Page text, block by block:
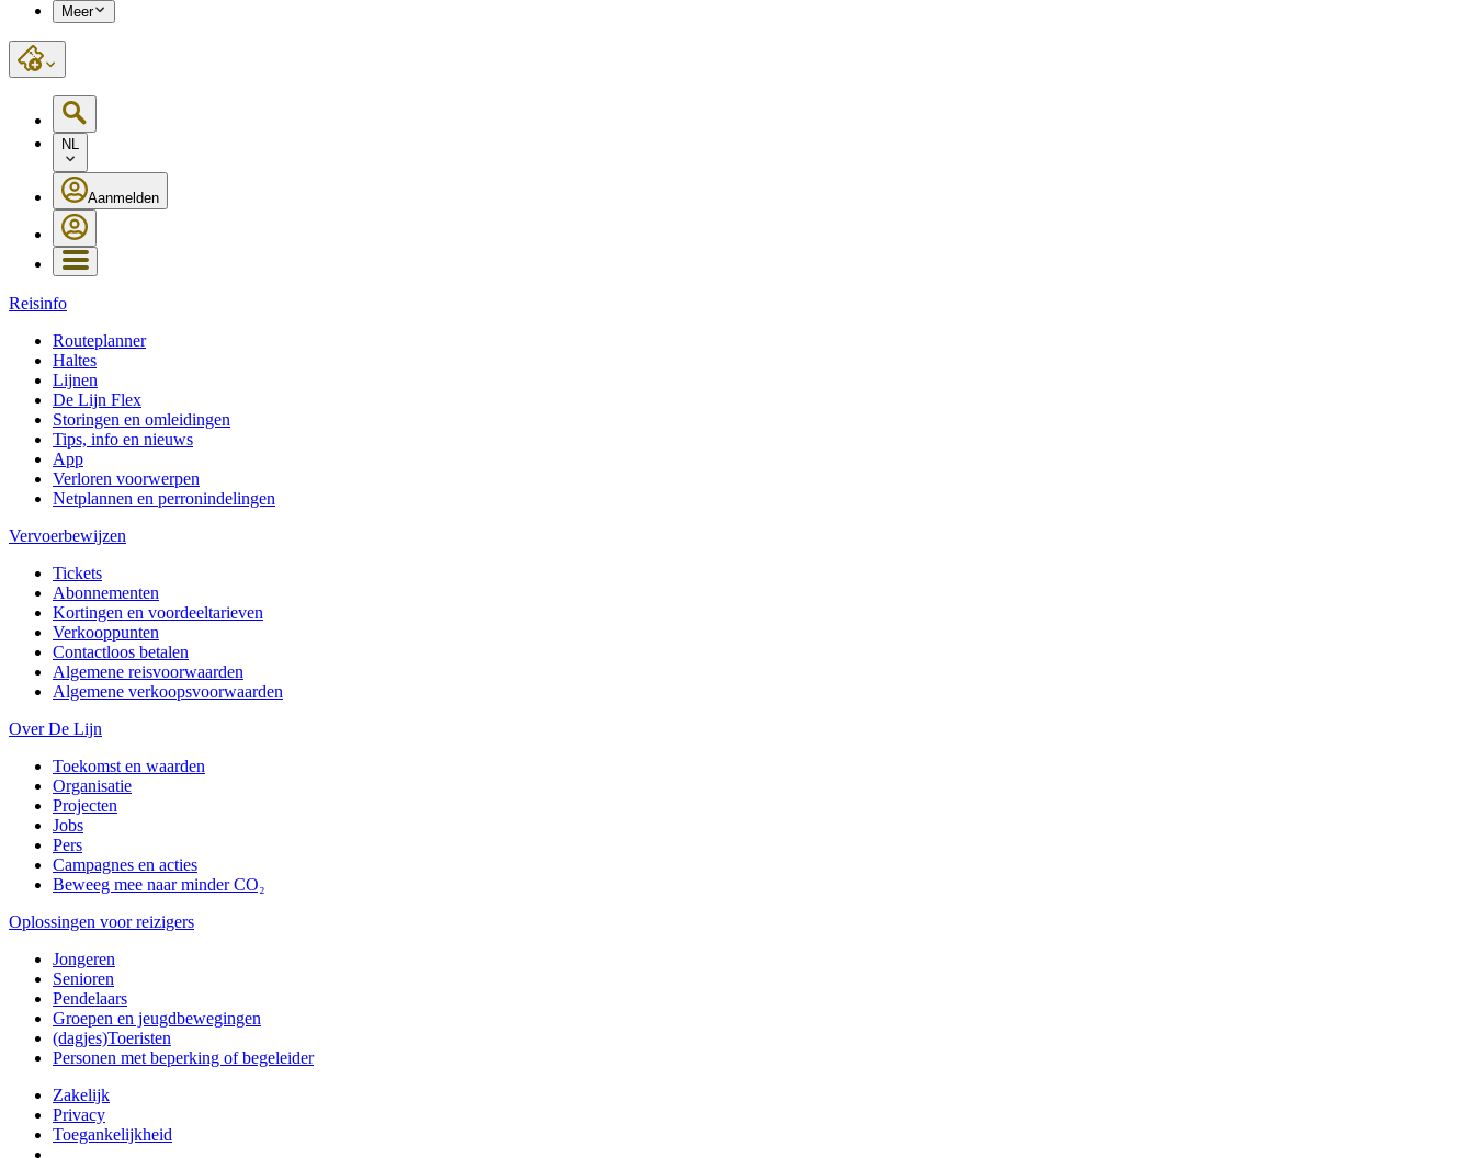
Meer
NL
Aanmelden
Reisinfo
Routeplanner
Haltes
Lijnen
De Lijn Flex
Storingen en omleidingen
Tips, info en nieuws
App
Verloren voorwerpen
Netplannen en perronindelingen
Vervoerbewijzen
Tickets
Abonnementen
Kortingen en voordeeltarieven
Verkooppunten
Contactloos betalen
Algemene reisvoorwaarden
Algemene verkoopsvoorwaarden
Over De Lijn
Toekomst en waarden
Organisatie
Projecten
Jobs
Pers
Campagnes en acties
Beweeg mee naar minder CO₂
Oplossingen voor reizigers
Jongeren
Senioren
Pendelaars
Groepen en jeugdbewegingen
(dagjes)Toeristen
Personen met beperking of begeleider
Zakelijk
Privacy
Toegankelijkheid